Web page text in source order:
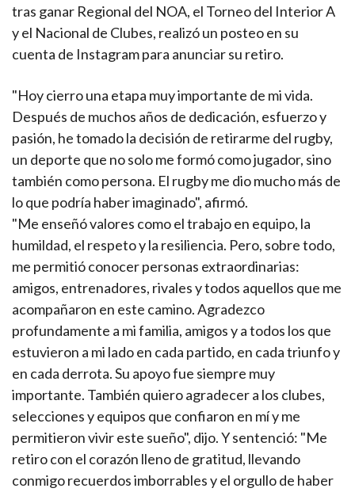
tras ganar Regional del NOA, el Torneo del Interior A
y el Nacional de Clubes, realizó un posteo en su
cuenta de Instagram para anunciar su retiro.
"Hoy cierro una etapa muy importante de mi vida.
Después de muchos años de dedicación, esfuerzo y
pasión, he tomado la decisión de retirarme del rugby,
un deporte que no solo me formó como jugador, sino
también como persona. El rugby me dio mucho más de
lo que podría haber imaginado", afirmó.
"Me enseñó valores como el trabajo en equipo, la
humildad, el respeto y la resiliencia. Pero, sobre todo,
me permitió conocer personas extraordinarias:
amigos, entrenadores, rivales y todos aquellos que me
acompañaron en este camino. Agradezco
profundamente a mi familia, amigos y a todos los que
estuvieron a mi lado en cada partido, en cada triunfo y
en cada derrota. Su apoyo fue siempre muy
importante. También quiero agradecer a los clubes,
selecciones y equipos que confiaron en mí y me
permitieron vivir este sueño", dijo. Y sentenció: "Me
retiro con el corazón lleno de gratitud, llevando
conmigo recuerdos imborrables y el orgullo de haber